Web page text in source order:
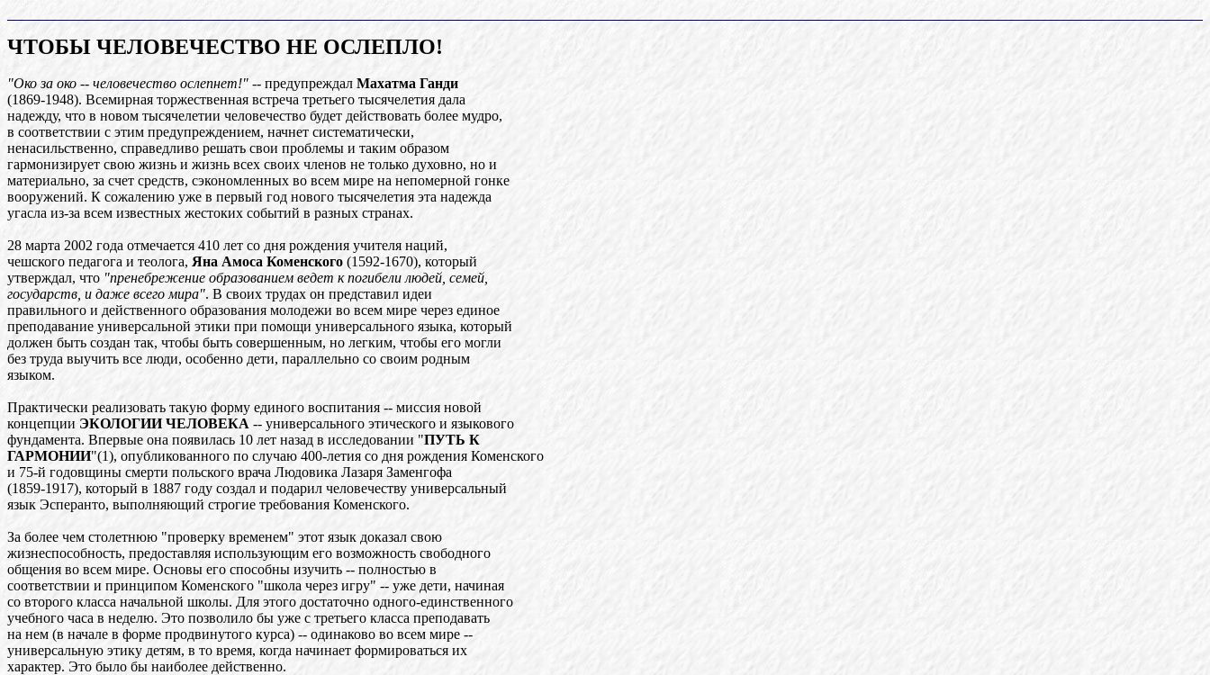
ЧТОБЫ ЧЕЛОВЕЧЕСТВО НЕ ОСЛЕПЛО!
"Око за око -- человечество ослепнет!" -- предупреждал Махатма Ганди
(1869-1948). Всемирная торжественная встреча третьего тысячелетия дала
надежду, что в новом тысячелетии человечество будет действовать более мудро,
в соответствии с этим предупреждением, начнет систематически,
ненасильственно, справедливо решать свои проблемы и таким образом
гармонизирует свою жизнь и жизнь всех своих членов не только духовно, но и
материально, за счет средств, сэкономленных во всем мире на непомерной гонке
вооружений. К сожалению уже в первый год нового тысячелетия эта надежда
угасла из-за всем известных жестоких событий в разных странах.
28 марта 2002 года отмечается 410 лет со дня рождения учителя наций,
чешского педагога и теолога, Яна Амоса Коменского (1592-1670), который
утверждал, что "пренебрежение образованием ведет к погибели людей, семей,
государств, и даже всего мира". В своих трудах он представил идеи
правильного и действенного образования молодежи во всем мире через единое
преподавание универсальной этики при помощи универсального языка, который
должен быть создан так, чтобы быть совершенным, но легким, чтобы его могли
без труда выучить все люди, особенно дети, параллельно со своим родным
языком.
Практически реализовать такую форму единого воспитания -- миссия новой
концепции ЭКОЛОГИИ ЧЕЛОВЕКА -- универсального этического и языкового
фундамента. Впервые она появилась 10 лет назад в исследовании "ПУТЬ К
ГАРМОНИИ"(1), опубликованного по случаю 400-летия со дня рождения Коменского
и 75-й годовщины смерти польского врача Людовика Лазаря Заменгофа
(1859-1917), который в 1887 году создал и подарил человечеству универсальный
язык Эсперанто, выполняющий строгие требования Коменского.
За более чем столетнюю "проверку временем" этот язык доказал свою
жизнеспособность, предоставляя использующим его возможность свободного
общения во всем мире. Основы его способны изучить -- полностью в
соответствии и принципом Коменского "школа через игру" -- уже дети, начиная
со второго класса начальной школы. Для этого достаточно одного-единственного
учебного часа в неделю. Это позволило бы уже с третьего класса преподавать
на нем (в начале в форме продвинутого курса) -- одинаково во всем мире --
универсальную этику детям, в то время, когда начинает формироваться их
характер. Это было бы наиболее действенно.